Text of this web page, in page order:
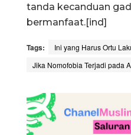
tanda kecanduan
bermanfaat.[ind]
Tags:
Ini yang Harus Ortu
Jika Nomofobia Terjadi pada